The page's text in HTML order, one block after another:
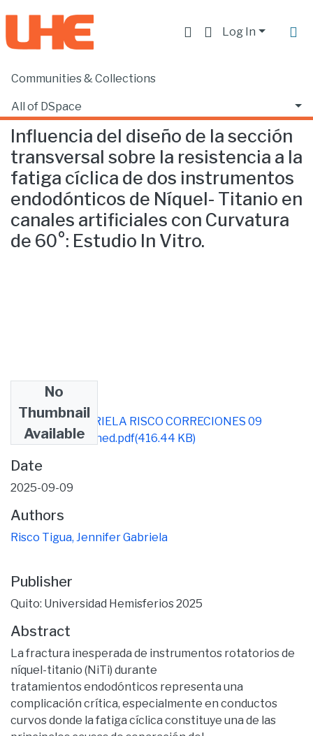
Log In
Communities & Collections
All of DSpace
Statistics
Home
Influencia del diseño de la sección
transversal sobre la resistencia a la
fatiga cíclica de dos instrumentos
endodónticos de Níquel- Titanio en
canales artificiales con Curvatura
de 60°: Estudio In Vitro.
No
Thumbnail
Available
ARTICULO GABRIELA RISCO CORRECIONES 09
septiembre -signed.pdf(416.44 KB)
Date
2025-09-09
Authors
Risco Tigua, Jennifer Gabriela
Publisher
Quito: Universidad Hemisferios 2025
Abstract
La fractura inesperada de instrumentos rotatorios de
níquel-titanio (NiTi) durante
tratamientos endodónticos representa una
complicación crítica, especialmente en conductos
curvos donde la fatiga cíclica constituye una de las